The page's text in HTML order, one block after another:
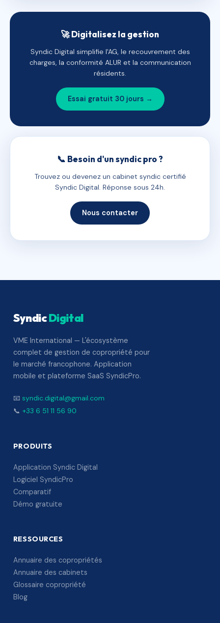
🚀 Digitalisez la gestion
Syndic Digital simplifie l'AG, le recouvrement des
charges, la conformité ALUR et la communication
résidents.
Essai gratuit 30 jours →
📞 Besoin d'un syndic pro ?
Trouvez ou devenez un cabinet syndic certifié
Syndic Digital. Réponse sous 24h.
Nous contacter
SyndicDigital
VME International — L'écosystème
complet de gestion de copropriété pour
le marché francophone. Application
mobile et plateforme SaaS SyndicPro.
📧 syndic.digital@gmail.com
📞 +33 6 51 11 56 90
PRODUITS
Application Syndic Digital
Logiciel SyndicPro
Comparatif
Démo gratuite
RESSOURCES
Annuaire des copropriétés
Annuaire des cabinets
Glossaire copropriété
Blog